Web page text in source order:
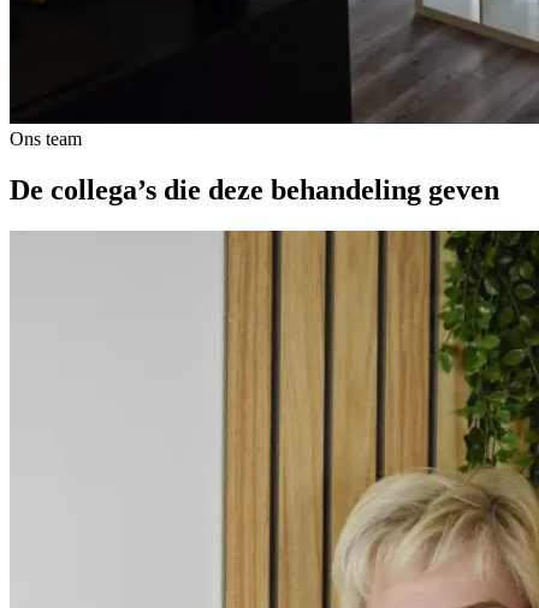
Ons team
De collega’s die deze behandeling geven